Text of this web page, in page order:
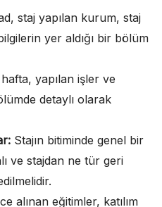
staj yapılan kurum, staj
yer aldığı bir bölüm
yapılan işler ve
detaylı olarak
Stajın bitiminde genel bir
ve stajdan ne tür geri
alınan eğitimler, katılım